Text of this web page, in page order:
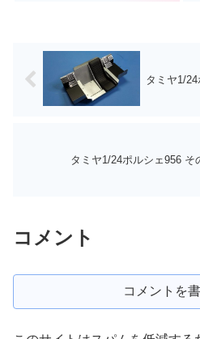
タミヤ1/
タミヤ1/24ポルシェ956 そ
コメント
コメントを